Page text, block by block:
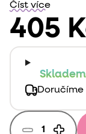
díky těmto
Číst více
405
Skladem
Doručíme